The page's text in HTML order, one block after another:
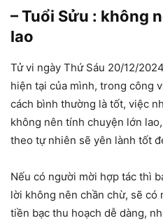
– Tuổi Sửu : không
lao
Tử vi ngày Thứ Sáu 20/12/
hiện tại của mình, trong công
cách bình thường là tốt, việc
không nên tính chuyện lớn
theo tự nhiên sẽ yên lành tốt
Nếu có người mời hợp tác thì
lời không nên chần chừ, sẽ có
tiền bạc thu hoạch dễ dàng,